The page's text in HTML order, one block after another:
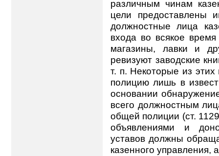
различным чинам
цели предоставлены
должностные лица
входа во всякое
магазины, лавки и
ревизуют заводские
т. п. Некоторые из
полицию лишь в
основании
всего должностным
общей полиции (ст.
объявлениями и
уставов должны
казенного управления,